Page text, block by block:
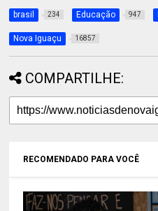
brasil 234 Educação 947
Nova Iguaçu 16857
COMPARTILHE:
RECOMENDADO PARA VOCÊ